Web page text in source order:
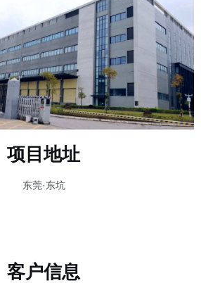
项目地址
东莞·东坑
客户信息